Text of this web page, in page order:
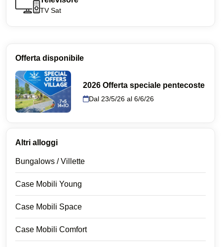
TV Sat
Offerta disponibile
2026 Offerta speciale pentecoste
Dal 23/5/26 al 6/6/26
Altri alloggi
Bungalows / Villette
Case Mobili Young
Case Mobili Space
Case Mobili Comfort